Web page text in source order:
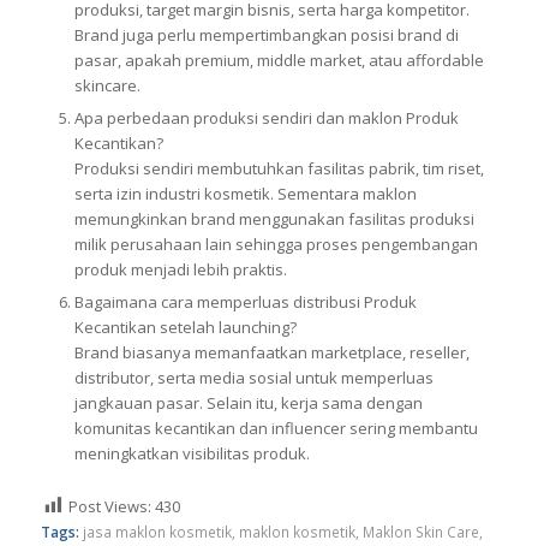
produksi, target margin bisnis, serta harga kompetitor.
Brand juga perlu mempertimbangkan posisi brand di
pasar, apakah premium, middle market, atau affordable
skincare.
Apa perbedaan produksi sendiri dan maklon Produk
Kecantikan?
Produksi sendiri membutuhkan fasilitas pabrik, tim riset,
serta izin industri kosmetik. Sementara maklon
memungkinkan brand menggunakan fasilitas produksi
milik perusahaan lain sehingga proses pengembangan
produk menjadi lebih praktis.
Bagaimana cara memperluas distribusi Produk
Kecantikan setelah launching?
Brand biasanya memanfaatkan marketplace, reseller,
distributor, serta media sosial untuk memperluas
jangkauan pasar. Selain itu, kerja sama dengan
komunitas kecantikan dan influencer sering membantu
meningkatkan visibilitas produk.
Post Views: 430
Tags: jasa maklon kosmetik, maklon kosmetik, Maklon Skin Care